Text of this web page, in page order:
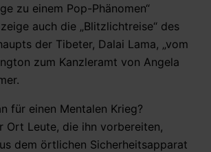
zu einem Pop-Phänomen“
auch die „Blitzlichtreise“ des
der Tibeter, Dalai Lama, „vom
zum Kanzleramt von Angela
für einen Mentalen Krieg?
Ort Leute, die ihn vorbereiten,
dem örtlichen Sicherheitsapparat